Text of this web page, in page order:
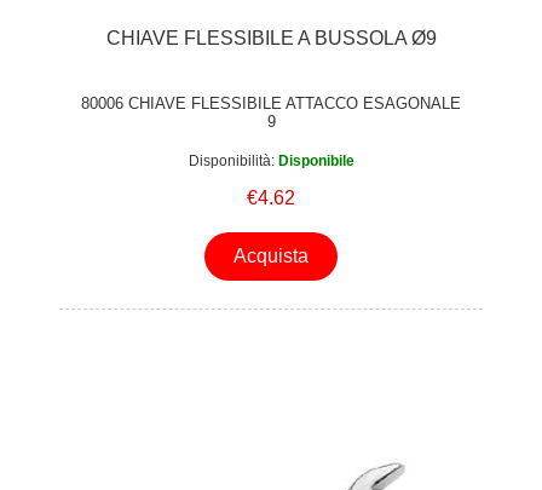
CHIAVE FLESSIBILE A BUSSOLA Ø9
80006 CHIAVE FLESSIBILE ATTACCO ESAGONALE
9
Disponibilità: Disponibile
€4.62
Acquista